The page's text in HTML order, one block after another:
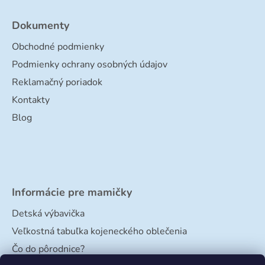
Dokumenty
Obchodné podmienky
Podmienky ochrany osobných údajov
Reklamačný poriadok
Kontakty
Blog
Informácie pre mamičky
Detská výbavička
Veľkostná tabuľka kojeneckého oblečenia
Čo do pôrodnice?